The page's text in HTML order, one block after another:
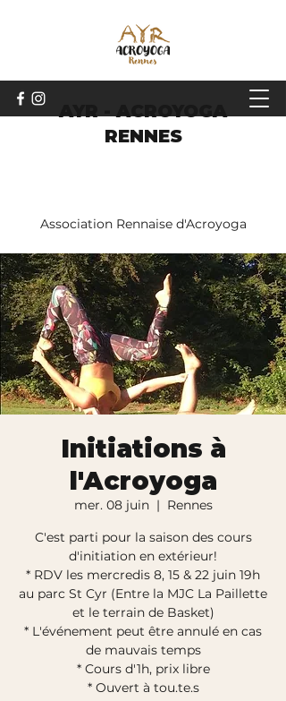
AYR - ACROYOGA
RENNES
Association Rennaise d'Acroyoga
Initiations à
l'Acroyoga
mer. 08 juin
  |
Rennes
C'est parti pour la saison des cours
d'initiation en extérieur!
* RDV les mercredis 8, 15 & 22 juin 19h
au parc St Cyr (Entre la MJC La Paillette
et le terrain de Basket)
* L'événement peut être annulé en cas
de mauvais temps
* Cours d'1h, prix libre
* Ouvert à tou.te.s